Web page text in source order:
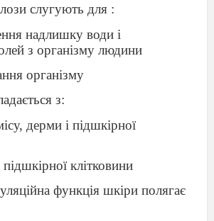
слугують для :
надлишку води і
з організму людини
організму
з:
дерми і підшкірної
клітковини
функція шкіри полягає